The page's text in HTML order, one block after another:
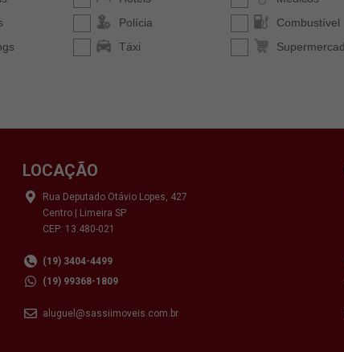
LOCAÇÃO
Rua Deputado Otávio Lopes, 427
Centro | Limeira SP
CEP: 13.480-021
(19) 3404-4499
(19) 99368-1809
aluguel@sassiimoveis.com.br